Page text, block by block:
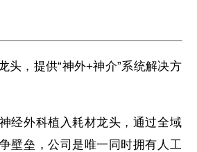
头，提供“神外+神介”系统解决方
经外科植入耗材龙头，通过全域
壁垒，公司是唯一同时拥有人工